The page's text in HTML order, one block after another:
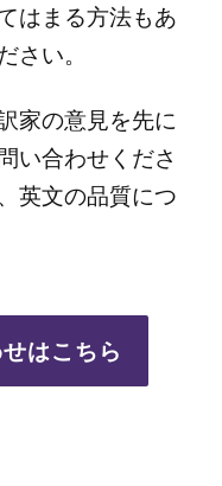
はまる方法もあ
さい。
家の意見を先に
い合わせくださ
英文の品質につ
はこちら